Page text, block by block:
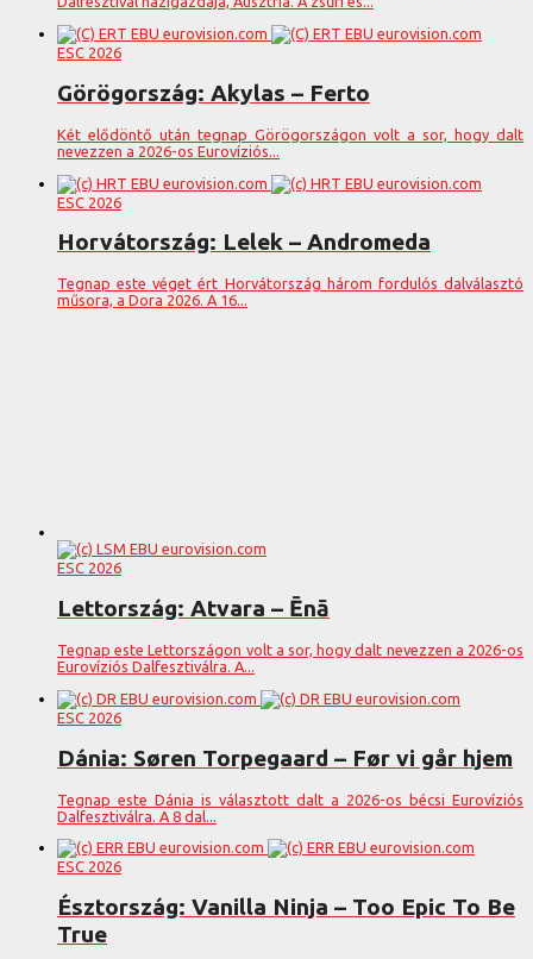
ESC 2026
Görögország: Akylas – Ferto
Két elődöntő után tegnap Görögországon volt a sor, hogy dalt
nevezzen a 2026-os Eurovíziós...
ESC 2026
Horvátország: Lelek – Andromeda
Tegnap este véget ért Horvátország három fordulós dalválasztó
műsora, a Dora 2026. A 16...
ESC 2026
Lettország: Atvara – Ēnā
Tegnap este Lettországon volt a sor, hogy dalt nevezzen a 2026-os
Eurovíziós Dalfesztiválra. A...
ESC 2026
Dánia: Søren Torpegaard – Før vi går hjem
Tegnap este Dánia is választott dalt a 2026-os bécsi Eurovíziós
Dalfesztiválra. A 8 dal...
ESC 2026
Észtország: Vanilla Ninja – Too Epic To Be
True